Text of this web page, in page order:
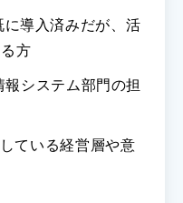
導入済みだが、活
方
システム部門の担
ている経営層や意